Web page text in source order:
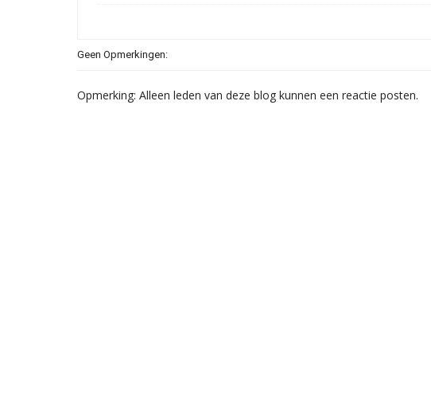
Geen Opmerkingen:
Opmerking: Alleen leden van deze blog kunnen een reactie posten.